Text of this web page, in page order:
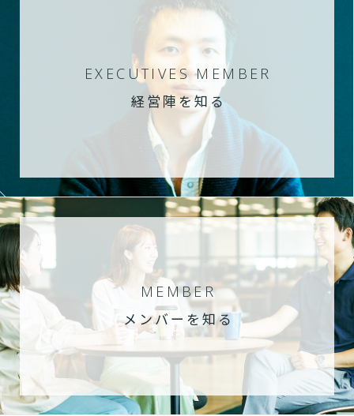
EXECUTIVES MEMBER
経営陣を知る
MEMBER
メンバーを知る